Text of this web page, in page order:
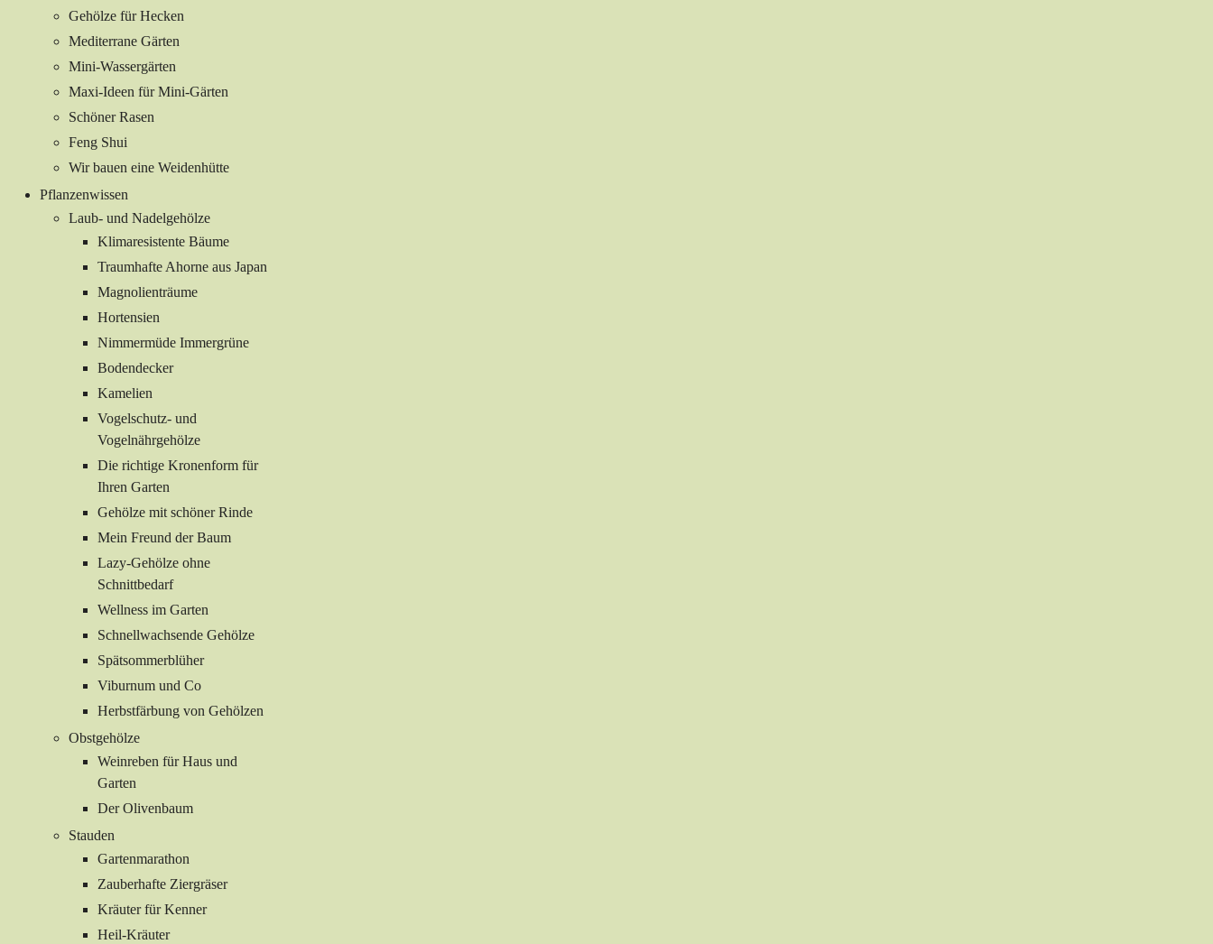
Gehölze für Hecken
Mediterrane Gärten
Mini-Wassergärten
Maxi-Ideen für Mini-Gärten
Schöner Rasen
Feng Shui
Wir bauen eine Weidenhütte
Pflanzenwissen
Laub- und Nadelgehölze
Klimaresistente Bäume
Traumhafte Ahorne aus Japan
Magnolienträume
Hortensien
Nimmermüde Immergrüne
Bodendecker
Kamelien
Vogelschutz- und
Vogelnährgehölze
Die richtige Kronenform für
Ihren Garten
Gehölze mit schöner Rinde
Mein Freund der Baum
Lazy-Gehölze ohne
Schnittbedarf
Wellness im Garten
Schnellwachsende Gehölze
Spätsommerblüher
Viburnum und Co
Herbstfärbung von Gehölzen
Obstgehölze
Weinreben für Haus und
Garten
Der Olivenbaum
Stauden
Gartenmarathon
Zauberhafte Ziergräser
Kräuter für Kenner
Heil-Kräuter